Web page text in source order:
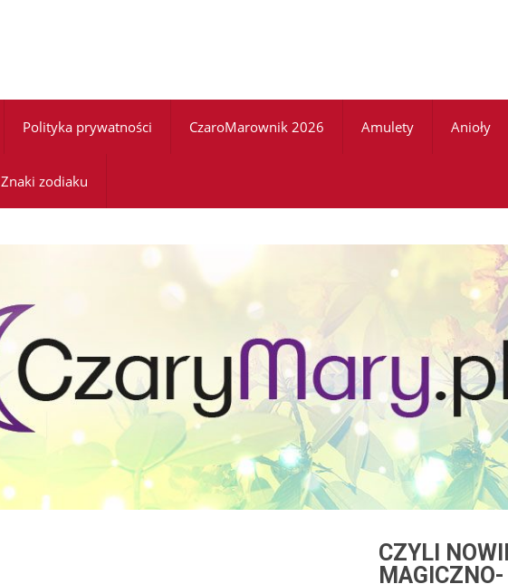
Polityka prywatności CzaroMarownik 2026 Amulety Anioły
Znaki zodiaku
CZYLI
MAGICZNO-